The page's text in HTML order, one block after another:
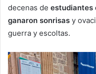
decenas de estudiantes
ganaron sonrisas y
guerra y escoltas.